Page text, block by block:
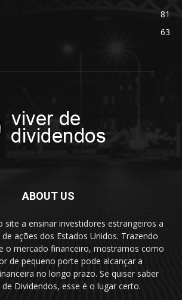
81
63
ABOUT US
site a ensinar investidores estrangeiros a
ações dos Estados Unidos. Trazendo
o mercado financeiro, mostramos como
de pequeno porte pode alcançar a
no longo prazo. Se quiser saber
Dividendos, esse é o lugar certo.